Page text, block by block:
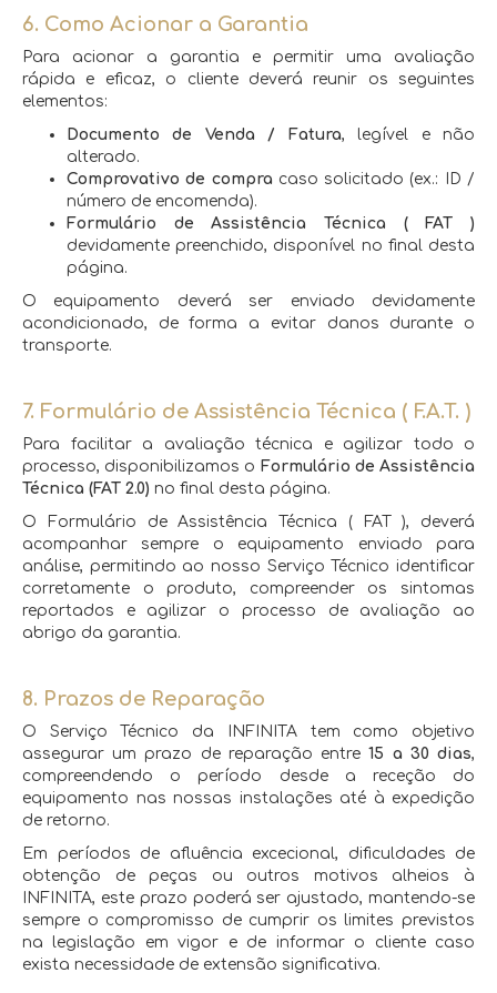
6. Como Acionar a Garantia
Para acionar a garantia e permitir uma avaliação
rápida e eficaz, o cliente deverá reunir os seguintes
elementos:
Documento de Venda / Fatura, legível e não
alterado.
Comprovativo de compra caso solicitado (ex.: ID /
número de encomenda).
Formulário de Assistência Técnica ( FAT )
devidamente preenchido, disponível no final desta
página.
O equipamento deverá ser enviado devidamente
acondicionado, de forma a evitar danos durante o
transporte.
7. Formulário de Assistência Técnica ( F.A.T. )
Para facilitar a avaliação técnica e agilizar todo o
processo, disponibilizamos o Formulário de Assistência
Técnica (FAT 2.0) no final desta página.
O Formulário de Assistência Técnica ( FAT ), deverá
acompanhar sempre o equipamento enviado para
análise, permitindo ao nosso Serviço Técnico identificar
corretamente o produto, compreender os sintomas
reportados e agilizar o processo de avaliação ao
abrigo da garantia.
8. Prazos de Reparação
O Serviço Técnico da INFINITA tem como objetivo
assegurar um prazo de reparação entre15 a 30 dias,
compreendendo o período desde a receção do
equipamento nas nossas instalações até à expedição
de retorno.
Em períodos de afluência excecional, dificuldades de
obtenção de peças ou outros motivos alheios à
INFINITA, este prazo poderá ser ajustado, mantendo-se
sempre o compromisso de cumprir os limites previstos
na legislação em vigor e de informar o cliente caso
exista necessidade de extensão significativa.